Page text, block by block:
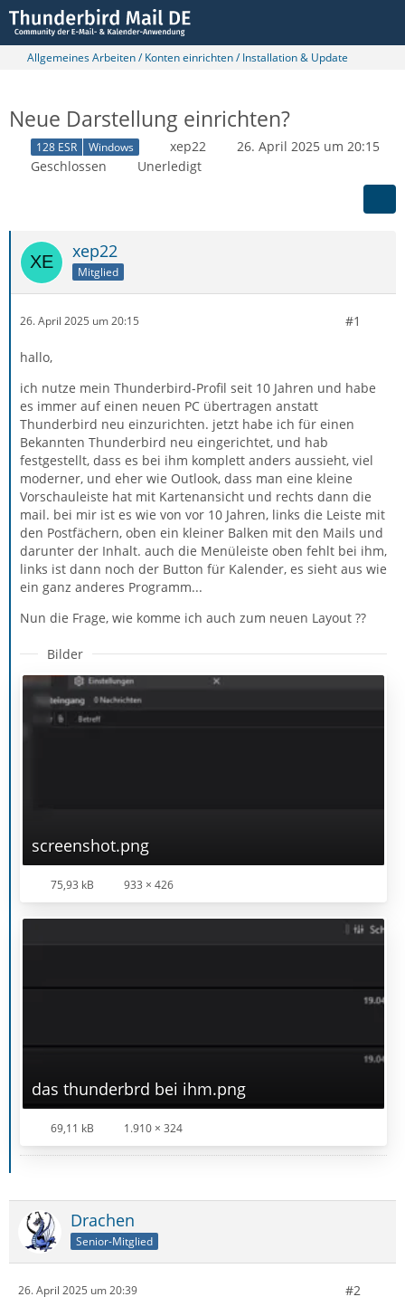
Allgemeines Arbeiten / Konten einrichten / Installation & Update
Neue Darstellung einrichten?
128 ESR Windows xep22
26. April 2025 um 20:15
Geschlossen
Unerledigt
xep22
Mitglied
26. April 2025 um 20:15 #1
hallo,
ich nutze mein Thunderbird-Profil seit 10 Jahren und habe
es immer auf einen neuen PC übertragen anstatt
Thunderbird neu einzurichten. jetzt habe ich für einen
Bekannten Thunderbird neu eingerichtet, und hab
festgestellt, dass es bei ihm komplett anders aussieht, viel
moderner, und eher wie Outlook, dass man eine kleine
Vorschauleiste hat mit Kartenansicht und rechts dann die
mail. bei mir ist es wie von vor 10 Jahren, links die Leiste mit
den Postfächern, oben ein kleiner Balken mit den Mails und
darunter der Inhalt. auch die Menüleiste oben fehlt bei ihm,
links ist dann noch der Button für Kalender, es sieht aus wie
ein ganz anderes Programm...
Nun die Frage, wie komme ich auch zum neuen Layout ??
Bilder
screenshot.png
75,93 kB 933 × 426
das thunderbrd bei ihm.png
69,11 kB 1.910 × 324
Drachen
Senior-Mitglied
26. April 2025 um 20:39 #2